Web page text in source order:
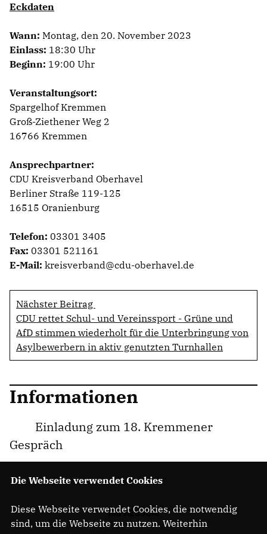
Eckdaten
Wann: Montag, den 20. November 2023
Einlass: 18:30 Uhr
Beginn: 19:00 Uhr
Veranstaltungsort:
Spargelhof Kremmen
Groß-Ziethener Weg 2
16766 Kremmen
Ansprechpartner:
CDU Kreisverband Oberhavel
Berliner Straße 119-125
16515 Oranienburg
Telefon: 03301 3405
Fax: 03301 521161
E-Mail: kreisverband@cdu-oberhavel.de
Nächster Beitrag
CDU rettet Schul- und Vereinssport - Grüne und
AfD stimmen wiederholt für die Unterbringung von
Asylbewerbern in aktiv genutzten Turnhallen
Informationen
Einladung zum 18. Kremmener
Gespräch
IMPRESSUM
Die Webseite verwendet Cookies
Diese Webseite verwendet Cookies, die notwendig
sind, um die Webseite zu nutzen. Weiterhin